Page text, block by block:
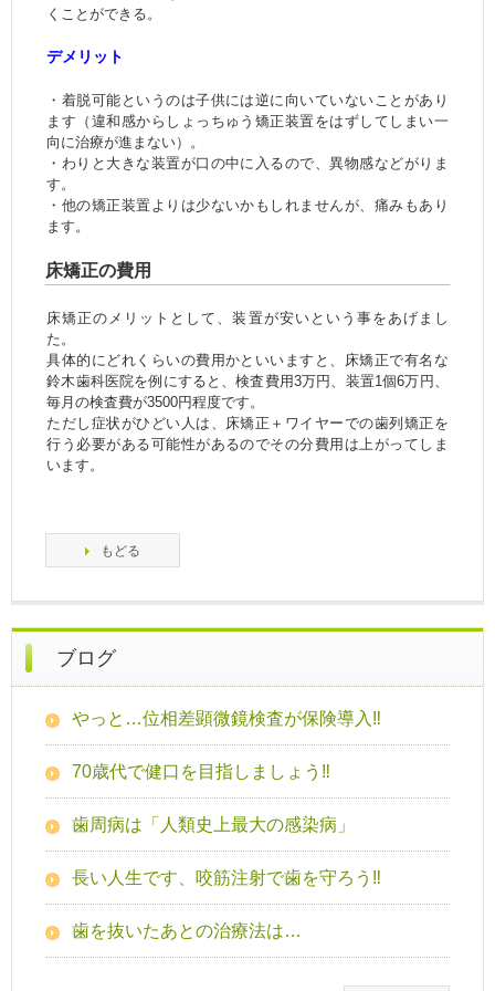
くことができる。
デメリット
・着脱可能というのは子供には逆に向いていないことがあり
ます（違和感からしょっちゅう矯正装置をはずしてしまい一
向に治療が進まない）。
・わりと大きな装置が口の中に入るので、異物感などがりま
す。
・他の矯正装置よりは少ないかもしれませんが、痛みもあり
ます。
床矯正の費用
床矯正のメリットとして、装置が安いという事をあげまし
た。
具体的にどれくらいの費用かといいますと、床矯正で有名な
鈴木歯科医院を例にすると、検査費用3万円、装置1個6万円、
毎月の検査費が3500円程度です。
ただし症状がひどい人は、床矯正＋ワイヤーでの歯列矯正を
行う必要がある可能性があるのでその分費用は上がってしま
います。
もどる
ブログ
やっと…位相差顕微鏡検査が保険導入‼
70歳代で健口を目指しましょう‼
歯周病は「人類史上最大の感染病」
長い人生です、咬筋注射で歯を守ろう‼
歯を抜いたあとの治療法は…